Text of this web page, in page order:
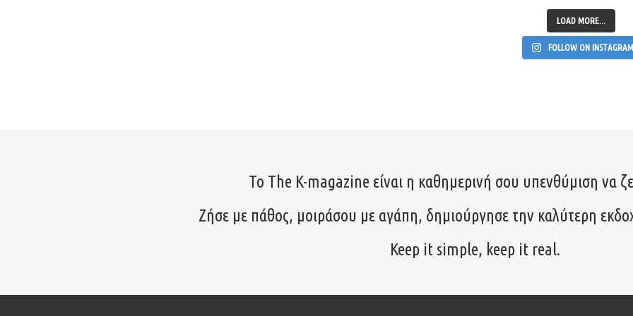
LOAD MORE...
FOLLOW ON
Το The K-magazine είναι η καθημερινή σου υπενθύμιση να
Ζήσε με πάθος, μοιράσου με αγάπη, δημιούργησε την καλύτερη
Keep it simple, keep it real.